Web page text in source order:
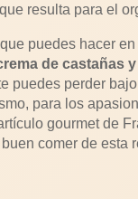
resulta para el
puedes hacer
de castañas
puedes perder
para los
gourmet de
comer de esta